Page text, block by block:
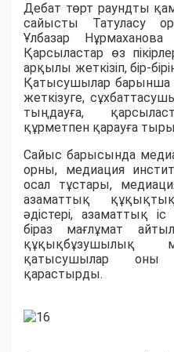
Дебат төрт раундты
сайысты Татуласу
Ұлбазар Нұрмаханова
Қарсыластар өз
арқылы жеткізіп, бір-
Қатысушылар
жеткізуге,
тыңдауға,
құрметпен қарауға
Сайыс барысында
орны, медиация
осал тұстары,
азаматтық
әдістері, азаматтық
біраз мағлұмат
құқықбұзушылық
қатысушылар
қарастырды.